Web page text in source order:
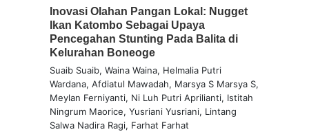
Inovasi Olahan Pangan Lokal: Nugget
Ikan Katombo Sebagai Upaya
Pencegahan Stunting Pada Balita di
Kelurahan Boneoge
Suaib Suaib, Waina Waina, Helmalia Putri
Wardana, Afdiatul Mawadah, Marsya S Marsya S,
Meylan Ferniyanti, Ni Luh Putri Aprilianti, Istitah
Ningrum Maorice, Yusriani Yusriani, Lintang
Salwa Nadira Ragi, Farhat Farhat